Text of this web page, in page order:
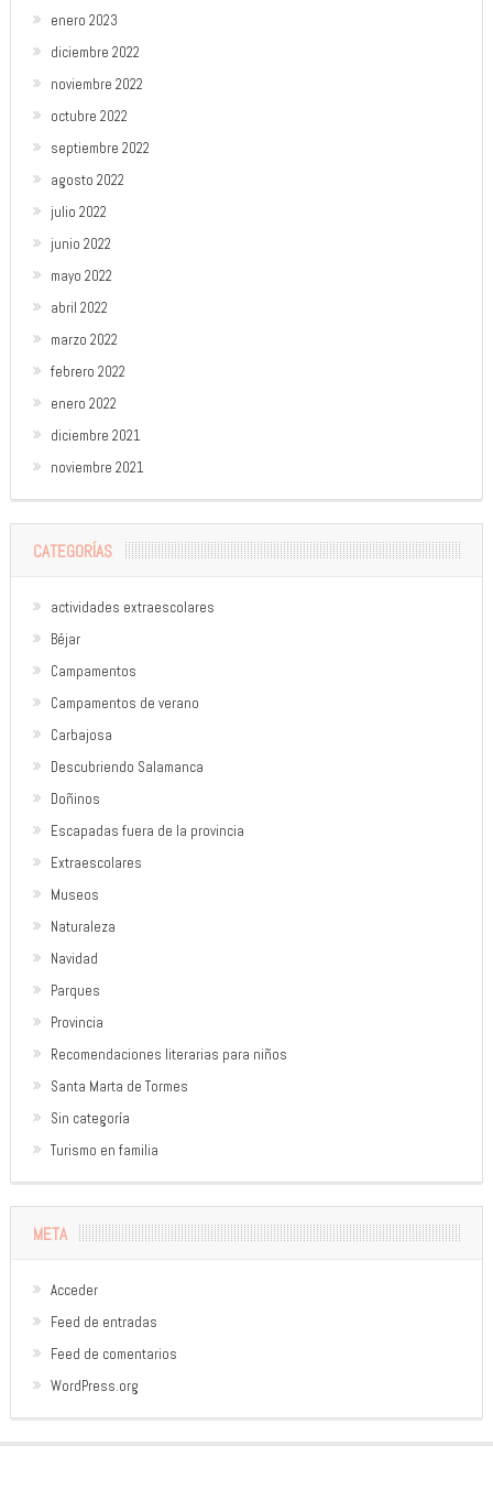
enero 2023
diciembre 2022
noviembre 2022
octubre 2022
septiembre 2022
agosto 2022
julio 2022
junio 2022
mayo 2022
abril 2022
marzo 2022
febrero 2022
enero 2022
diciembre 2021
noviembre 2021
CATEGORÍAS
actividades extraescolares
Béjar
Campamentos
Campamentos de verano
Carbajosa
Descubriendo Salamanca
Doñinos
Escapadas fuera de la provincia
Extraescolares
Museos
Naturaleza
Navidad
Parques
Provincia
Recomendaciones literarias para niños
Santa Marta de Tormes
Sin categoría
Turismo en familia
META
Acceder
Feed de entradas
Feed de comentarios
WordPress.org